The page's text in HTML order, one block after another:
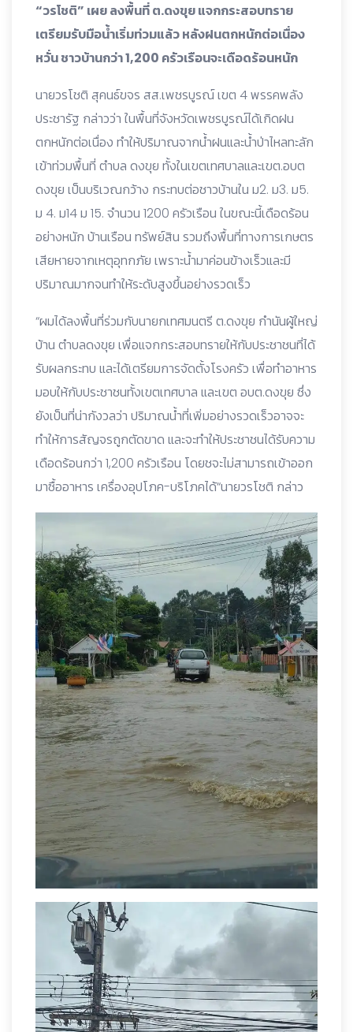
“วรโชติ” เผย ลงพื้นที่ ต.ดงขุย แจกกระสอบทราย
เตรียมรับมือน้ำเริ่มท่วมแล้ว หลังฝนตกหนักต่อเนื่อง
หวั่น ชาวบ้านกว่า 1,200 ครัวเรือนจะเดือดร้อนหนัก
นายวรโชติ สุคนธ์ขจร สส.เพชรบูรณ์ เขต 4 พรรคพลัง
ประชารัฐ กล่าวว่า ในพื้นที่จังหวัดเพชรบูรณ์ได้เกิดฝน
ตกหนักต่อเนื่อง ทำให้ปริมาณจากน้ำฝนและน้ำป่าไหลทะลัก
เข้าท่วมพื้นที่ ตำบล ดงขุย ทั้งในเขตเทศบาลและเขต.อบต
ดงขุย เป็นบริเวณกว้าง กระทบต่อชาวบ้านใน ม2. ม3. ม5.
ม 4. ม14 ม 15. จำนวน 1200 ครัวเรือน ในขณะนี้เดือดร้อน
อย่างหนัก บ้านเรือน ทรัพย์สิน รวมถึงพื้นที่ทางการเกษตร
เสียหายจากเหตุอุทกภัย เพราะน้ำมาค่อนข้างเร็วและมี
ปริมาณมากจนทำให้ระดับสูงขึ้นอย่างรวดเร็ว
“ผมได้ลงพื้นที่ร่วมกับนายกเทศมนตรี ต.ดงขุย กำนันผู้ใหญ่
บ้าน ตำบลดงขุย เพื่อแจกกระสอบทรายให้กับประชาชนที่ได้
รับผลกระทบ และได้เตรียมการจัดตั้งโรงครัว เพื่อทำอาหาร
มอบให้กับประชาชนทั้งเขตเทศบาล และเขต อบต.ดงขุย ซึ่ง
ยังเป็นที่น่ากังวลว่า ปริมาณน้ำที่เพิ่มอย่างรวดเร็วอาจจะ
ทำให้การสัญจรถูกตัดขาด และจะทำให้ประชาชนได้รับความ
เดือดร้อนกว่า 1,200 ครัวเรือน โดยชจะไม่สามารถเข้าออก
มาซื้ออาหาร เครื่องอุปโภค-บริโภคได้“นายวรโชติ กล่าว